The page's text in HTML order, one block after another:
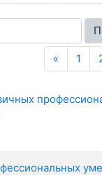
« Назад
1